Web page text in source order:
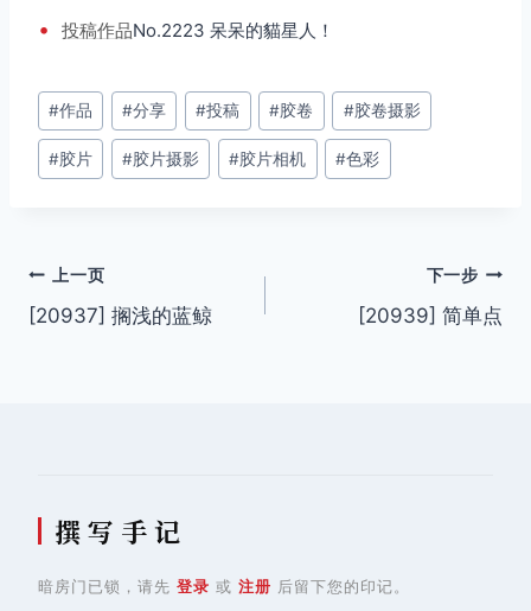
• 投稿作品No.2223 呆呆的貓星人！
文
章
标
#作品 #分享 #投稿 #胶卷 #胶卷摄影
#胶片 #胶片摄影 #胶片相机 #色彩
文
章
上一页
[20937] 搁浅的蓝鲸
下一步
[20939] 简单点
撰 写 手 记
暗房门已锁，请先 登录 或 注册 后留下您的印记。